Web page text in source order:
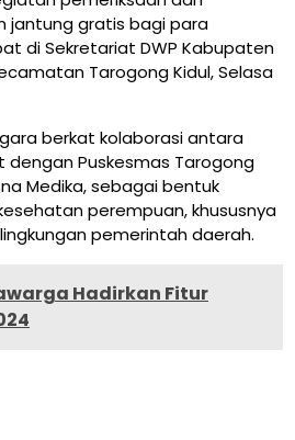
jantung gratis bagi para
di Sekretariat DWP Kabupaten
Tarogong Kidul, Selasa
berkat kolaborasi antara
dengan Puskesmas Tarogong
Medika, sebagai bentuk
perempuan, khususnya
pemerintah daerah.
Hadirkan Fitur